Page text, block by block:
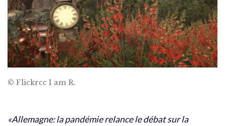
© Flickrcc I am R.
«Allemagne: la pandémie relance le débat sur la